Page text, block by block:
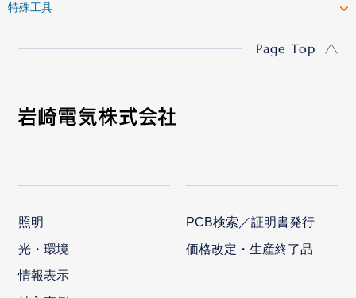
特殊工具
Page Top
照明
光・環境
情報表示
PCB検索／証明書発行
価格改定・生産終了品